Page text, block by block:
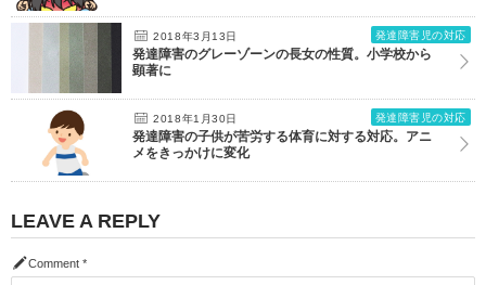
2018年3月13日 発達障害児の対応
発達障害のグレーゾーンの長女の性質。小学校から
顕著に
2018年1月30日 発達障害児の対応
発達障害の子供が苦労する体育に対する対応。アニ
メをきっかけに変化
LEAVE A REPLY
Comment *